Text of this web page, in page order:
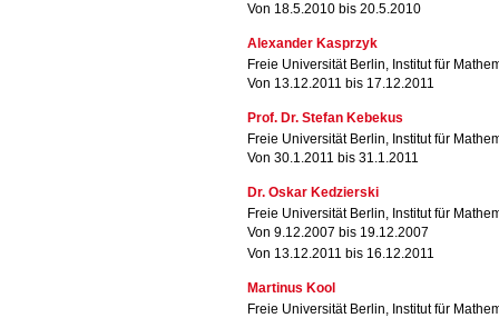
Von 18.5.2010 bis 20.5.2010
Alexander Kasprzyk
Freie Universität Berlin, Institut für
Von 13.12.2011 bis 17.12.2011
Prof. Dr. Stefan Kebekus
Freie Universität Berlin, Institut für
Von 30.1.2011 bis 31.1.2011
Dr. Oskar Kedzierski
Freie Universität Berlin, Institut für
Von 9.12.2007 bis 19.12.2007
Von 13.12.2011 bis 16.12.2011
Martinus Kool
Freie Universität Berlin, Institut für